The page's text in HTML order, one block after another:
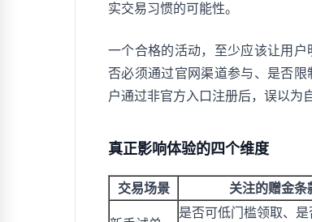
实交易习惯的可能性。
一个合格的活动，至少应该让用
否必须通过官网渠道参与、是否
户通过非官方入口注册后，误以为
真正影响体验的四个维度
交易场景 关注的赠金条
是否可低门槛领取、